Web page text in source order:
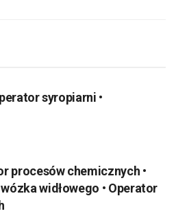
syropiarni •
procesów chemicznych •
widłowego • Operator